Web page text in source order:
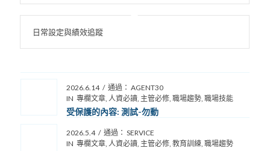
日常設定與績效追蹤
2026.6.14 / 通過： AGENT30
IN 專欄文章, 人資必讀, 主管必修, 職場趨勢, 職場技能
受保護的內容: 測試-勿動
2026.5.4 / 通過： SERVICE
IN 專欄文章, 人資必讀, 主管必修, 教育訓練, 職場趨勢